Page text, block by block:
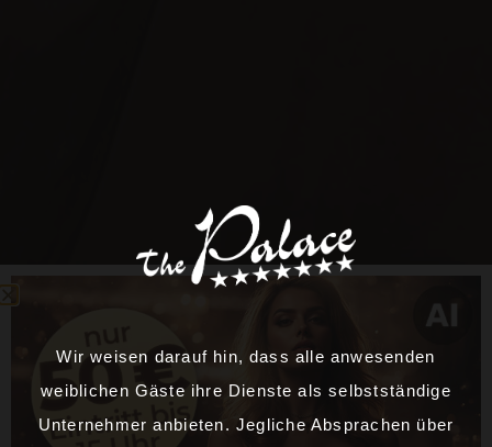
Wir weisen darauf hin, dass alle anwesenden
weiblichen Gäste ihre Dienste als selbstständige
Unternehmer anbieten. Jegliche Absprachen über